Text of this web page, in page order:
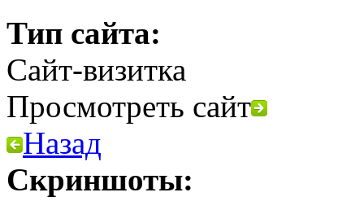
Тип сайта:
Сайт-визитка
Просмотреть сайт
Назад
Скриншоты: